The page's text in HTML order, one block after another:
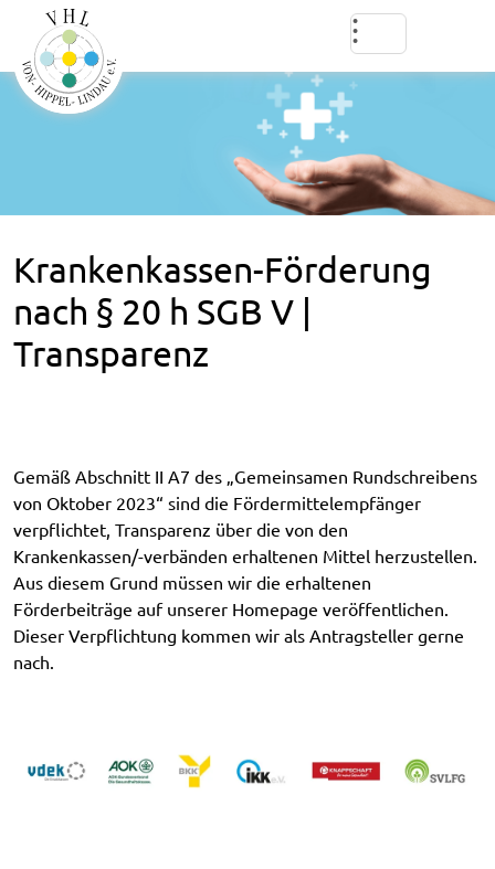
Krankenkassen-Förderung
nach § 20 h SGB V |
Transparenz
Gemäß Abschnitt II A7 des „Gemeinsamen Rundschreibens
von Oktober 2023“ sind die Fördermittelempfänger
verpflichtet, Transparenz über die von den
Krankenkassen/-verbänden erhaltenen Mittel herzustellen.
Aus diesem Grund müssen wir die erhaltenen
Förderbeiträge auf unserer Homepage veröffentlichen.
Dieser Verpflichtung kommen wir als Antragsteller gerne
nach.